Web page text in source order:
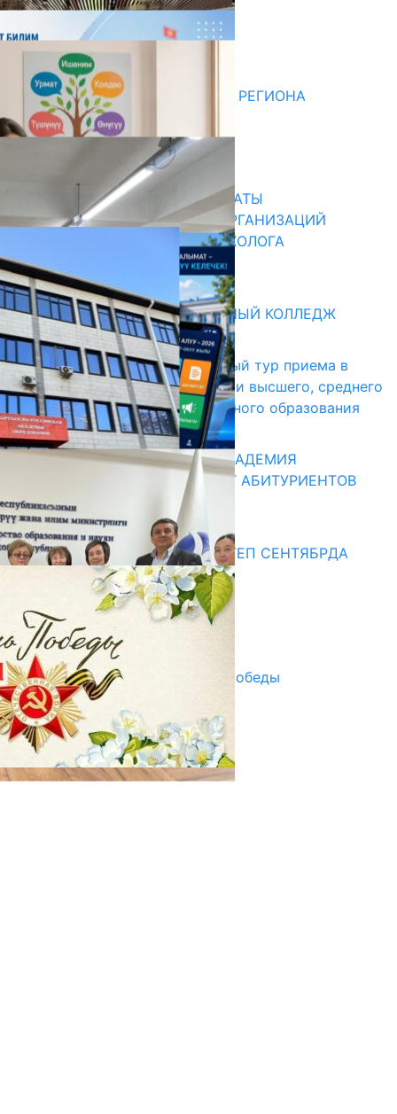
Комментарии
Последние новости
ДЛЯ МЕТОДИСТОВ ЮЖНОГО РЕГИОНА
НАЧАЛОСЬ ОБУЧЕНИЕ
05.08.2026
В ПРИМЕРНЫЕ ТИПОВЫЕ ШТАТЫ
ОБЩЕОБРАЗОВАТЕЛЬНЫХ ОРГАНИЗАЦИЙ
ВВЕДЕНА ДОЛЖНОСТЬ ПСИХОЛОГА
31.07.2026
Абитуриент
БИШКЕКСКИЙ УНИВЕРСАЛЬНЫЙ КОЛЛЕДЖ
17.07.2026
В Кыргызстане начался первый тур приема в
образовательные организации высшего, среднего
и начального профессионального образования
13.07.2026
КЫРГЫЗКО-РОССИЙСКАЯ АКАДЕМИЯ
ОБРАЗОВАНИЯ ПРИГЛАШАЕТ АБИТУРИЕНТОВ
10.07.2026
Медиа
СУЗАКТА 750 ОРУНДУУ МЕКТЕП СЕНТЯБРДА
ПАЙДАЛАНУУГА БЕРИЛЕТ
07.08.2025
Улуу Жеңиштин жандуу сөзү
29.04.2025
Награды в преддверии Дня Победы
29.04.2025